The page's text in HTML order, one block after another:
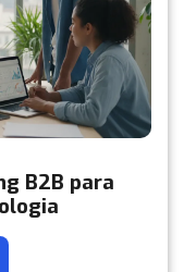
B2B para